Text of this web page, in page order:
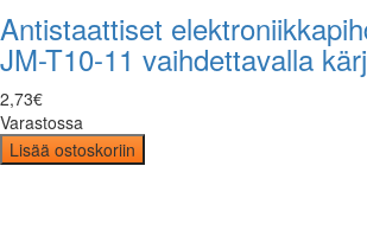
Antistaattiset
JM-T10-11 vaihdettavalla
2,73€
Varastossa
Lisää ostoskoriin